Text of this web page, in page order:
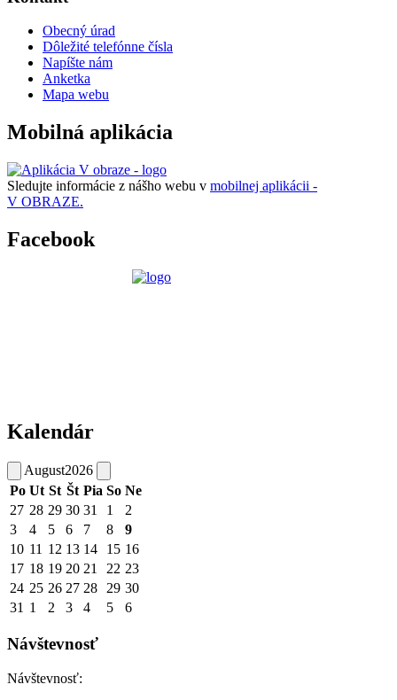
Obecný úrad
Dôležité telefónne čísla
Napíšte nám
Anketka
Mapa webu
Mobilná aplikácia
Sledujte informácie z nášho webu v mobilnej aplikácii -
V OBRAZE.
Facebook
Kalendár
August2026
Po Ut St Št Pia So Ne
27 28 29 30 31 1
2
3
4 5 6 7 8
9
10 11 12 13 14 15 16
17 18 19 20 21 22 23
24 25 26 27 28 29 30
31 1 2 3 4 5 6
Návštevnosť
Návštevnosť: